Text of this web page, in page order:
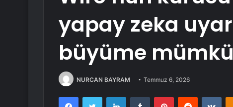
yapay zeka
büyüme
NURCAN BAYRAM Temmuz 6, 2026
FacebookTwitter LinkedInTumblr PinterestReddit